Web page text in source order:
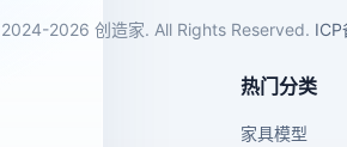
2026 创造家. All Rights Reserved. ICP
热门分类
家具模型